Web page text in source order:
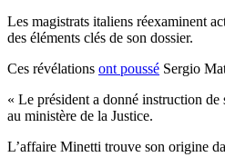
Les magistrats italiens réexaminent
des éléments clés de son dossier.
Ces révélations ont poussé Sergio
« Le président a donné instruction de
au ministère de la Justice.
L’affaire Minetti trouve son origine